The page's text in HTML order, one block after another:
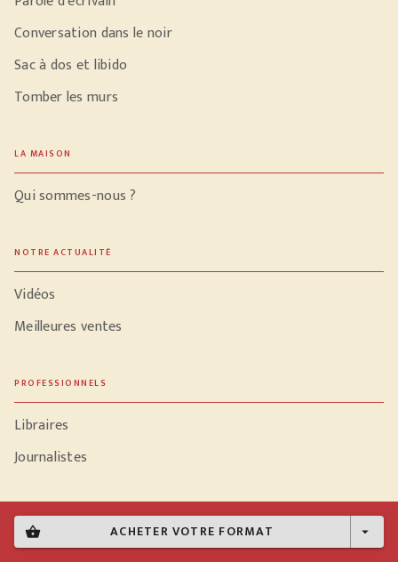
shopping_basket ACHETER VOTRE FORMAT arrow_drop_down
Conversation dans le noir
Sac à dos et libido
Tomber les murs
LA MAISON
Qui sommes-nous ?
NOTRE ACTUALITÉ
Vidéos
Meilleures ventes
PROFESSIONNELS
Libraires
Journalistes
Données personnelles